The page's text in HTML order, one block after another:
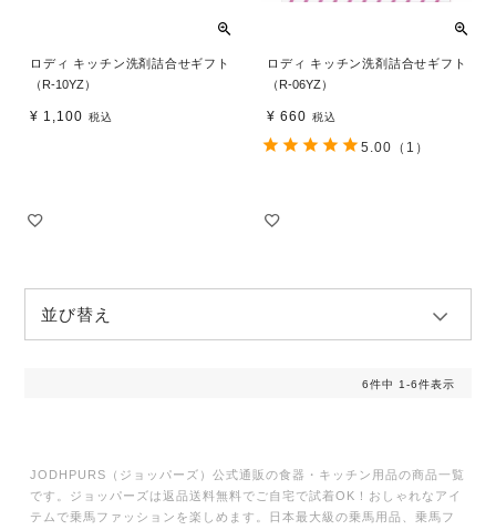
ロディ キッチン洗剤詰合せギフト
（R-10YZ）
¥ 1,100 税込
ロディ キッチン洗剤詰合せギフト
（R-06YZ）
¥ 660 税込
5.00 （1）
並び替え
6件中 1-6件表示
JODHPURS（ジョッパーズ）公式通販の食器・キッチン用品の商品一覧
です。ジョッパーズは返品送料無料でご自宅で試着OK！おしゃれなアイ
テムで乗馬ファッションを楽しめます。日本最大級の乗馬用品、乗馬フ